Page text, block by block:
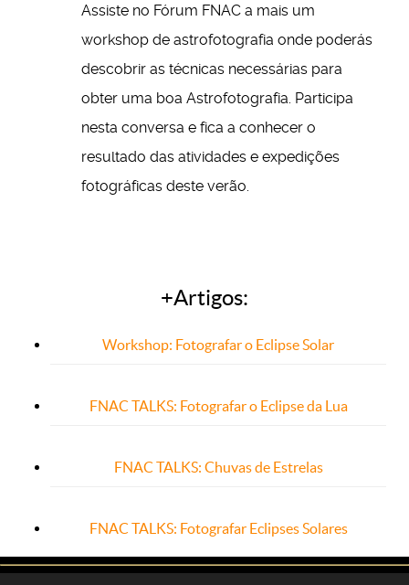
Assiste no Fórum FNAC a mais um
workshop de astrofotografia onde poderás
descobrir as técnicas necessárias para
obter uma boa Astrofotografia. Participa
nesta conversa e fica a conhecer o
resultado das atividades e expedições
fotográficas deste verão.
+Artigos:
Workshop: Fotografar o Eclipse Solar
FNAC TALKS: Fotografar o Eclipse da Lua
FNAC TALKS: Chuvas de Estrelas
FNAC TALKS: Fotografar Eclipses Solares